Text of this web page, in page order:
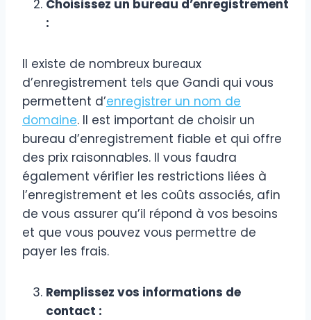
Choisissez un bureau d’enregistrement
:
Il existe de nombreux bureaux
d’enregistrement tels que Gandi qui vous
permettent d’enregistrer un nom de
domaine. Il est important de choisir un
bureau d’enregistrement fiable et qui offre
des prix raisonnables. Il vous faudra
également vérifier les restrictions liées à
l’enregistrement et les coûts associés, afin
de vous assurer qu’il répond à vos besoins
et que vous pouvez vous permettre de
payer les frais.
Remplissez vos informations de
contact :